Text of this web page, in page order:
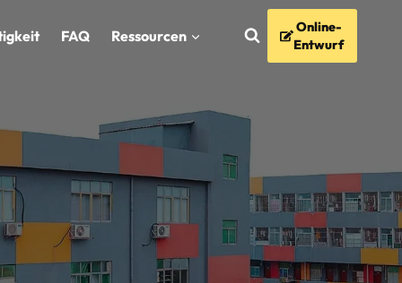
FAQ Ressourcen
Online-
Entwurf